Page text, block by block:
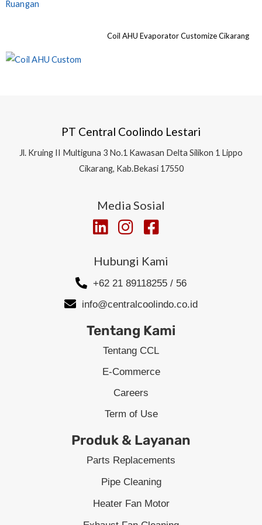
Coil AHU Evaporator Customize Cikarang
PT Central Coolindo Lestari
Jl. Kruing II Multiguna 3 No.1 Kawasan Delta Silikon 1 Lippo
Cikarang, Kab.Bekasi 17550
Media Sosial
Hubungi Kami
+62 21 89118255 / 56
info@centralcoolindo.co.id
Tentang Kami
Tentang CCL
E-Commerce
Careers
Term of Use
Produk & Layanan
Parts Replacements
Pipe Cleaning
Heater Fan Motor